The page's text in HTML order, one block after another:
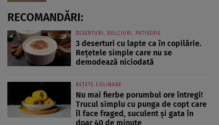
RECOMANDĂRI:
DESERTURI, DULCIURI, PATISERIE
3 deserturi cu lapte ca în copilărie.
Rețetele simple care nu se
demodează niciodată
REȚETE CULINARE
Nu mai fierbe porumbul ore întregi!
Trucul simplu cu punga de copt care
îl face fraged, suculent și gata în
doar 40 de minute